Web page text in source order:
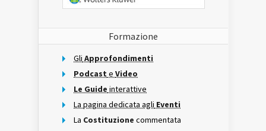
Formazione
Gli Approfondimenti
Podcast e Video
Le Guide interattive
La pagina dedicata agli Eventi
La Costituzione commentata